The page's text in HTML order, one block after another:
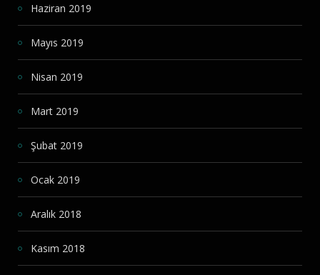
Haziran 2019
Mayıs 2019
Nisan 2019
Mart 2019
Şubat 2019
Ocak 2019
Aralık 2018
Kasım 2018